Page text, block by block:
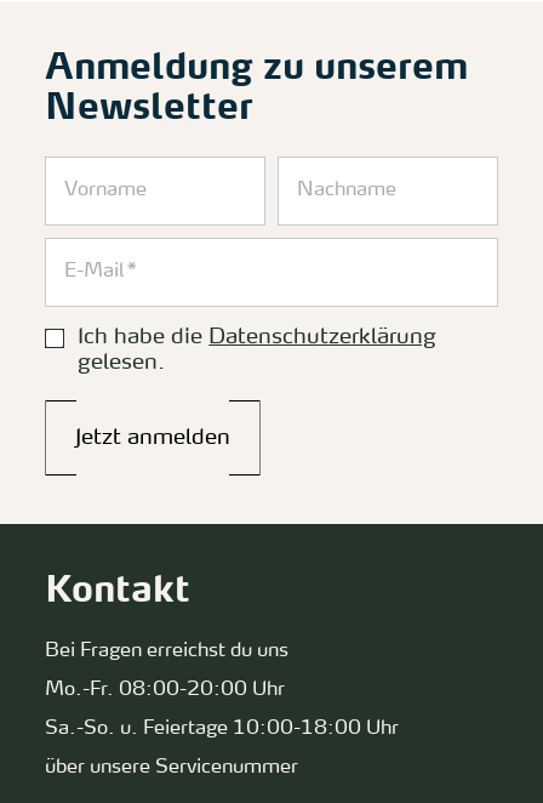
Anmeldung zu unserem
Newsletter
Ich habe die
Datenschutzerklärung
gelesen.
Jetzt anmelden
Kontakt
Bei Fragen erreichst du uns
Mo.-Fr. 08:00-20:00 Uhr
Sa.-So. u. Feiertage 10:00-18:00 Uhr
über unsere Servicenummer